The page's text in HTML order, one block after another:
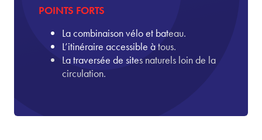
POINTS FORTS
La combinaison vélo et bateau.
L’itinéraire accessible à tous.
La traversée de sites naturels loin de la
circulation.